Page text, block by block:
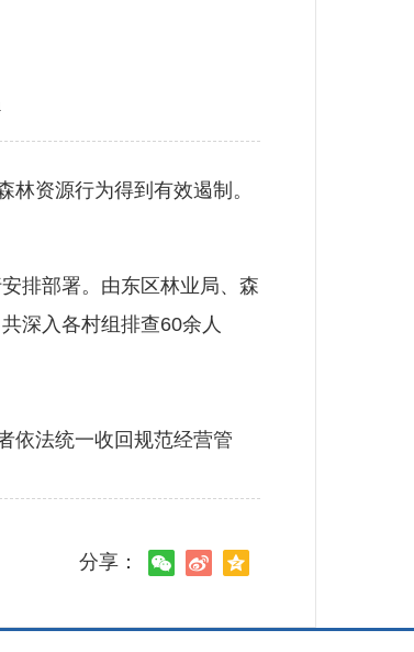
资源行为得到有效遏制。
排部署。由东区林业局、森
深入各村组排查60余人
依法统一收回规范经营管
分享：